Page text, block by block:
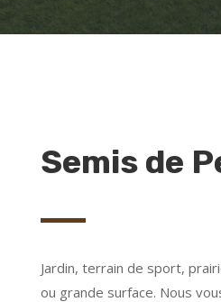
Semis de
Jardin, terrain de sport,
ou grande surface. Nous